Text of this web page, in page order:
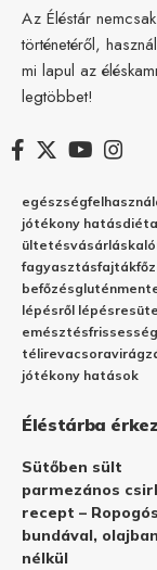
Az Éléstár
történetéről,
mi lapul az
legtöbbet!
egészség
jótékony hatásdiéta
ültetésvásárlás
fagyasztásfajták
befőzés
lépésről lépésre
emésztésfrissesség
télirevacsora
jótékony hatások
Éléstárba
Sütőben sült
parmezános
recept – Ropogós
bundával,
nélkül